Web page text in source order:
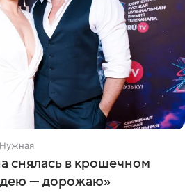
в крошечном
— дорожаю»